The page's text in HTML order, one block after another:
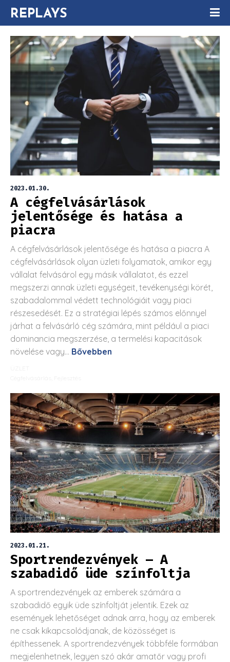
REPLAYS
2023.01.30.
A cégfelvásárlások
jelentősége és hatása a
piacra
A cégfelvásárlások jelentősége és hatása a piacra A
cégfelvásárlások olyan üzleti folyamatok, amikor egy
vállalat felvásárol egy másik vállalatot, és ezzel
megszerzi annak üzleti egységeit, tevékenységi körét,
szabadalommal védett technológiáit vagy piaci
részesedését. Ez a stratégiai lépés számos előnnyel
járhat a felvásárló cég számára, mint például a piaci
dominancia megszerzése, a termelési kapacitások
növelése vagy... Bővebben
2023.01.21.
Sportrendezvények – A
szabadidő üde színfoltja
A sportrendezvények az emberek számára a
szabadidő egyik üde színfoltját jelentik. Ezek az
események lehetőséget adnak arra, hogy az emberek
ne csak kikapcsolódjanak, de közösséget is
építhessenek. A sportrendezvények többféle formában
megjelenhetnek, legyen szó akár amatőr vagy profi